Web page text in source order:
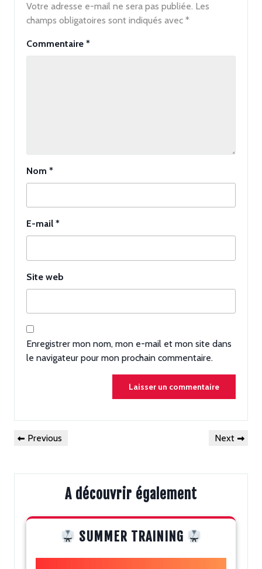
Votre adresse e-mail ne sera pas publiée. Les
champs obligatoires sont indiqués avec *
Commentaire *
Nom *
E-mail *
Site web
Enregistrer mon nom, mon e-mail et mon site dans
le navigateur pour mon prochain commentaire.
Navigation
Previous
Previous
Next
Next
A découvrir également
SUMMER TRAINING